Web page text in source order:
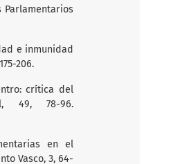
Parlamentarios
e inmunidad
206.
crítica del
49, 78-96.
en el
Vasco, 3, 64-